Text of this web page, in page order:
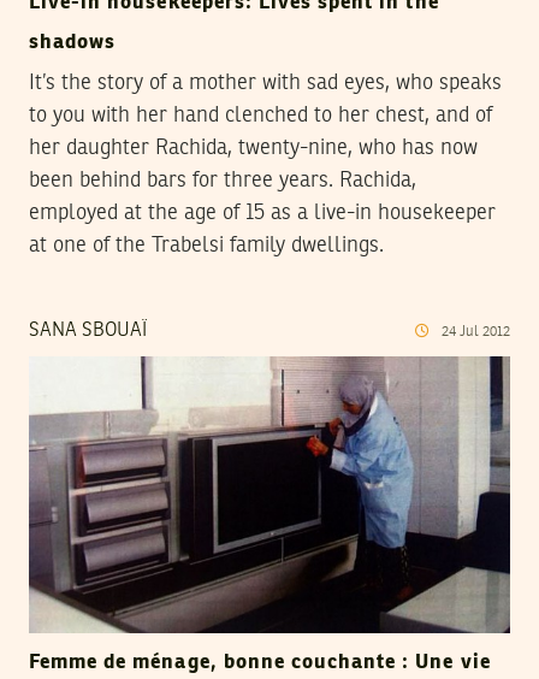
shadows
It’s the story of a mother with sad eyes, who speaks
to you with her hand clenched to her chest, and of
her daughter Rachida, twenty-nine, who has now
been behind bars for three years. Rachida,
employed at the age of 15 as a live-in housekeeper
at one of the Trabelsi family dwellings.
SANA SBOUAÏ 24 Jul 2012
Femme de ménage, bonne couchante : Une vie